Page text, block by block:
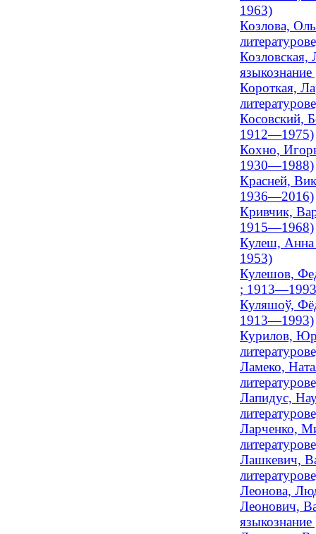
1963)
Козлова,
Козловская,
Короткая,
Косовский,
1912—1975)
Кохно,
1930—1988)
Красней,
1936—2016)
Кривчик,
1915—1968)
Кулеш, Анна
1953)
Кулешов,
;
Куляшоў,
1913—1993)
Курилов,
Ламеко,
Лапидус,
Ларченко,
Лашкевич,
Леонова,
Леонович,